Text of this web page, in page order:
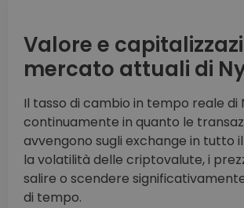
Valore e
mercato attuali di
Il tasso di cambio in tempo reale di
continuamente in quanto le
avvengono sugli exchange in tutto
la volatilità delle criptovalute, i
salire o scendere
di tempo.